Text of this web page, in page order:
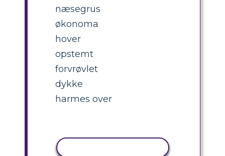
næsegrus
økonoma
hover
opstemt
forvrøvlet
dykke
harmes over